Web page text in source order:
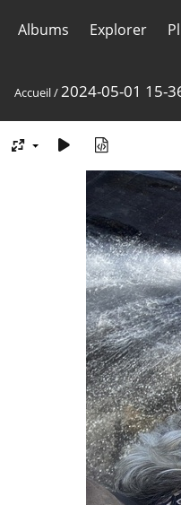
Albums Explorer
Accueil/2024-05-01 15-